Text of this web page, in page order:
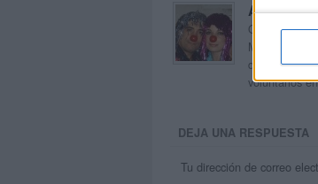
Acerca
Orientación
Maribel, que
dentro del
voluntarios
DEJA UNA RESPUESTA
Tu dirección de correo